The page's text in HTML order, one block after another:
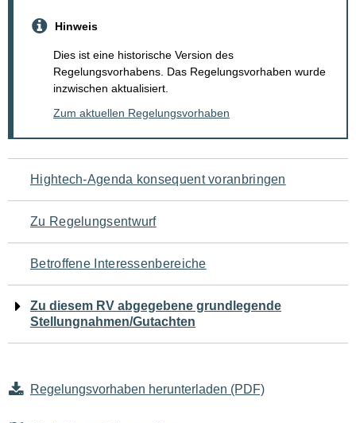
Hinweis
Dies ist eine historische Version des
Regelungsvorhabens. Das Regelungsvorhaben wurde
inzwischen aktualisiert.
Zum aktuellen Regelungsvorhaben
Navigation
für
den
Seiteninhalt
Hightech-Agenda konsequent voranbringen
Zu Regelungsentwurf
Betroffene Interessenbereiche
Zu diesem RV abgegebene grundlegende
Stellungnahmen/Gutachten
Regelungsvorhaben herunterladen (PDF)